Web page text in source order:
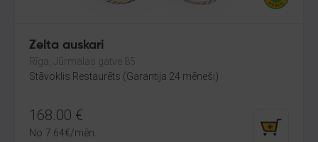
Zelta auskari
Rīga, Jūrmalas gatve 85
Stāvoklis Restaurēts (Garantija 24 mēneši)
168.00 €
No 7.64€/mēn.